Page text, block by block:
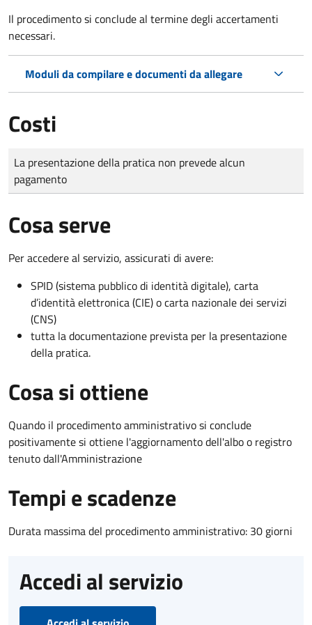
Il procedimento si conclude al termine degli accertamenti
necessari.
Moduli da compilare e documenti da allegare
Costi
Tipo di pagamento
Importo
La presentazione della pratica non prevede alcun
pagamento
Cosa serve
Per accedere al servizio, assicurati di avere:
SPID (sistema pubblico di identità digitale), carta
d’identità elettronica (CIE) o carta nazionale dei servizi
(CNS)
tutta la documentazione prevista per la presentazione
della pratica.
Cosa si ottiene
Quando il procedimento amministrativo si conclude
positivamente si ottiene l'aggiornamento dell'albo o registro
tenuto dall'Amministrazione
Tempi e scadenze
Durata massima del procedimento amministrativo: 30 giorni
Accedi al servizio